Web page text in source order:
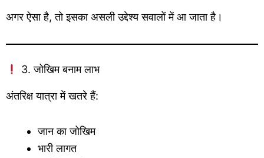
अगर ऐसा है, तो इसका असली उद्देश्य सवालों में आ जाता है।
3. जोखिम बनाम लाभ
अंतरिक्ष यात्रा में खतरे हैं:
जान का जोखिम
भारी लागत